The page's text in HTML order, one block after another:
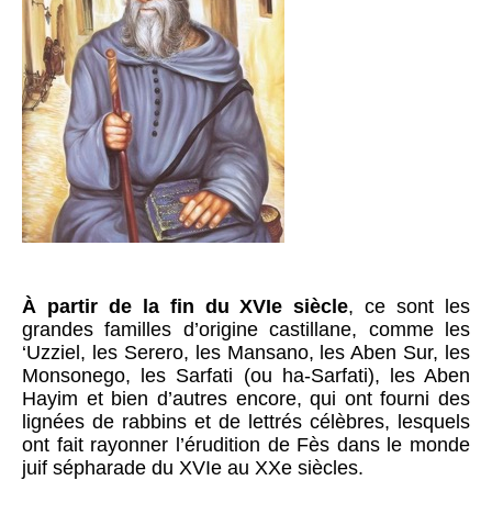
À partir de la fin du XVIe siècle, ce sont les
grandes familles d’origine castillane, comme les
‘Uzziel, les Serero, les Mansano, les Aben Sur, les
Monsonego, les Sarfati (ou ha-Sarfati), les Aben
Hayim et bien d’autres encore, qui ont fourni des
lignées de rabbins et de lettrés célèbres, lesquels
ont fait rayonner l’érudition de Fès dans le monde
juif sépharade du XVIe au XXe siècles.